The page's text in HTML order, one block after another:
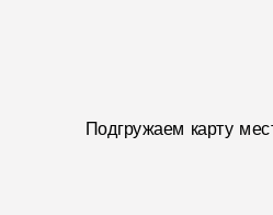
Подгружаем карту